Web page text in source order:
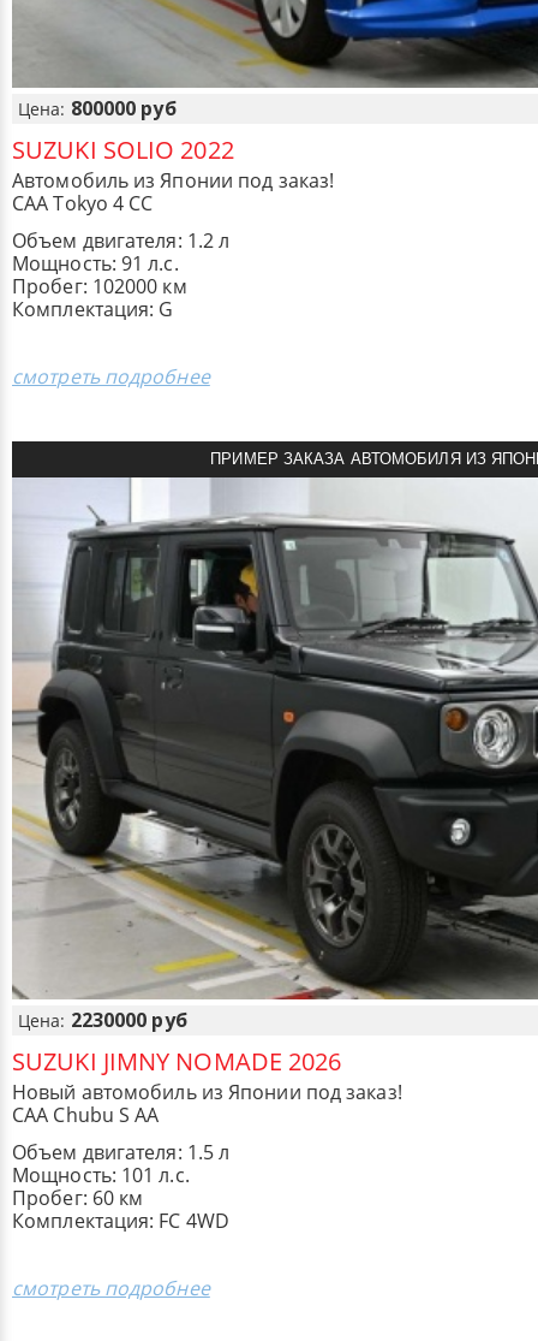
Цена: 800000 руб
SUZUKI SOLIO 2022
Автомобиль из Японии под заказ!
CAA Tokyo 4 CC
Объем двигателя: 1.2 л
Мощность: 91 л.с.
Пробег: 102000 км
Комплектация: G
смотреть подробнее
ПРИМЕР ЗАКАЗА АВТОМОБИЛЯ ИЗ
Цена: 2230000 руб
SUZUKI JIMNY NOMADE 2026
Новый автомобиль из Японии под заказ!
CAA Chubu S AA
Объем двигателя: 1.5 л
Мощность: 101 л.с.
Пробег: 60 км
Комплектация: FC 4WD
смотреть подробнее